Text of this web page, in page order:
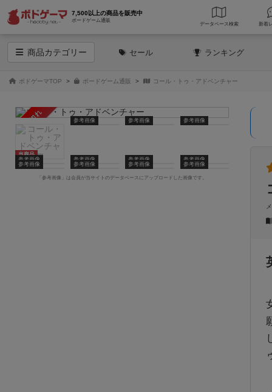
7,500以上の商品を販売中
ボードゲーム通販
データベース 検索
商品カテゴリー セール ランキング
ボドゲーマTOP ボードゲーム通販 コール・トゥ・アドベンチャー
売り切れ
当商品
参考画像 参考画像 参考画像
参考画像 参考画像 参考画像
参考画像
参考画像
参考画像 参考画像 参考画像
「参考画像」は会員が当サイトのデータベースにアップロードした画像です。